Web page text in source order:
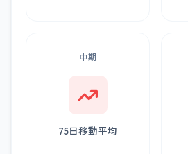
中期
75日移動平均